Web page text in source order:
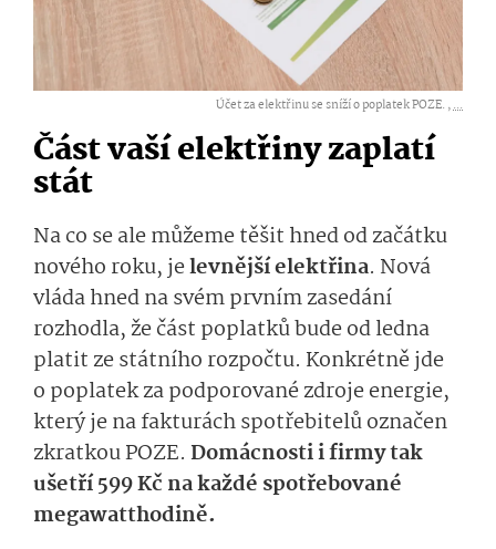
Účet za elektřinu se sníží o poplatek POZE. ,...
Část vaší elektřiny zaplatí
stát
Na co se ale můžeme těšit hned od začátku
nového roku, jelevnější elektřina. Nová
vláda hned na svém prvním zasedání
rozhodla, že část poplatků bude od ledna
platit ze státního rozpočtu. Konkrétně jde
o poplatek za podporované zdroje energie,
který je na fakturách spotřebitelů označen
zkratkou POZE. Domácnosti i firmy tak
ušetří 599 Kč na každé spotřebované
megawatthodině.